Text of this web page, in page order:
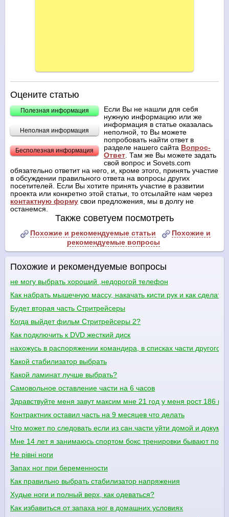
Оцените статью
Полезная информация
Неполная информация
Бесполезная информация
Если Вы не нашли для себя
нужную информацию или же
информация в статье оказалась
неполной, то Вы можете
попробовать найти ответ в
разделе нашего сайта Вопрос-
Ответ. Там же Вы можете задать
свой вопрос и Sovets.com
обязательно ответит на него, и, кроме этого, принять участие
в обсуждении правильного ответа на вопросы других
посетителей. Если Вы хотите принять участие в развитии
проекта или конкретно этой статьи, то отсылайте нам через
контактную форму свои предложения, мы в долгу не
останемся.
Также советуем посмотреть
Похожие и рекомендуемые статьи
Похожие и
рекомендуемые вопросы
Похожие и рекомендуемые вопросы
не могу выбрать хороший ,недорогой телефон
Как набрать мышечную массу, накачать кисти рук и как
Будет вторая часть Стритрейсеры
Когда выйдет фильм Стритрейсеры 2?
Как подключить к DVD жесткий диск
нахожусь в распоряжении командира, в списках части другого
Какой стабилизатор выбрать
Какой ламинат лучше выбрать?
Самовольное оставление части на 6 часов
Здравствуйте меня завут максим мне 21 год у меня рост 186
Контрактник оставил часть на 9 месяцев что делать
Что может по следовать если из сан.части уйти домой и
Мне 14 лет я занимаюсь спортом бокс тренировки бывают
Не рівні ноги
Запах ног при беременности
Как правильно выбрать стабилизатор напряжения
Худые ноги и полный верх, как одеваться?
Как избавиться от запаха ног в домашних условиях